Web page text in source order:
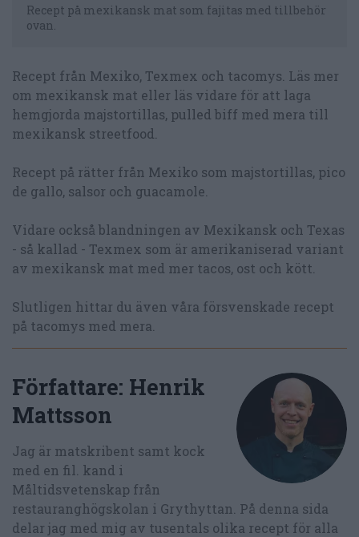
Recept på mexikansk mat som fajitas med tillbehör
ovan.
Recept från Mexiko, Texmex och tacomys. Läs mer
om mexikansk mat eller läs vidare för att laga
hemgjorda majstortillas, pulled biff med mera till
mexikansk streetfood.
Recept på rätter från Mexiko som majstortillas, pico
de gallo, salsor och guacamole.
Vidare också blandningen av Mexikansk och Texas
- så kallad - Texmex som är amerikaniserad variant
av mexikansk mat med mer tacos, ost och kött.
Slutligen hittar du även våra försvenskade recept
på tacomys med mera.
Författare: Henrik
Mattsson
Jag är matskribent samt kock
med en fil. kand i
Måltidsvetenskap från
restauranghögskolan i Grythyttan. På denna sida
delar jag med mig av tusentals olika recept för alla